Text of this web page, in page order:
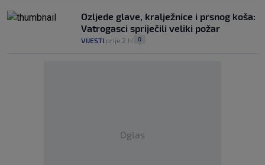
Ozljede glave, kralježnice i prsnog koša:
Vatrogasci spriječili veliki požar
VIJESTI prije 2 h 0
Oglas